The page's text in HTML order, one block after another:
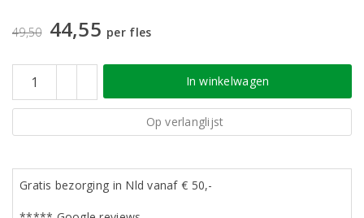
49,50 44,55 per fles
In winkelwagen
Op verlanglijst
Gratis bezorging in Nld vanaf € 50,-